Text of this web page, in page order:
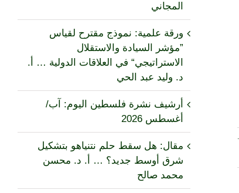
المجاني
ورقة علمية: نموذج مقترح لقياس
”مؤشر السيادة والاستقلال
الاستراتيجي“ في العلاقات الدولية … أ.
د. وليد عبد الحي
أرشيف نشرة فلسطين اليوم: آب/
أغسطس 2026
مقال: هل سقط حلم نتنياهو بتشكيل
شرق أوسط جديد؟ … أ. د. محسن
محمد صالح